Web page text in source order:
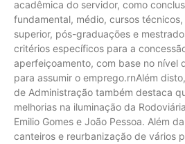
acadêmica do servidor, como
fundamental, médio, cursos
superior, pós-graduações e
critérios específicos para a
aperfeiçoamento, com base no nível
para assumir o emprego.rnAlém
de Administração também destaca
melhorias na iluminação da
Emilio Gomes e João Pessoa. Além
canteiros e reurbanização de vários